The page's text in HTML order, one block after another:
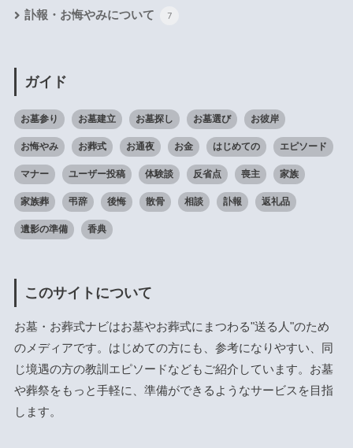
訃報・お悔やみについて 7
ガイド
お墓参り お墓建立 お墓探し お墓選び お彼岸
お悔やみ お葬式 お通夜 お金 はじめての エピソード
マナー ユーザー投稿 体験談 反省点 喪主 家族
家族葬 弔辞 後悔 散骨 相談 訃報 返礼品
遺影の準備 香典
このサイトについて
お墓・お葬式ナビはお墓やお葬式にまつわる"送る人"のため
のメディアです。はじめての方にも、参考になりやすい、同
じ境遇の方の教訓エピソードなどもご紹介しています。お墓
や葬祭をもっと手軽に、準備ができるようなサービスを目指
します。